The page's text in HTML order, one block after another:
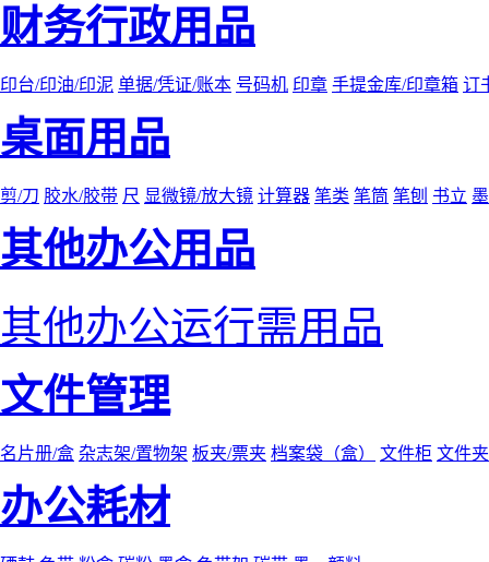
财务行政用品
印台/印油/印泥 单据/凭证/账本 号码机 印章 手提金库/印章箱 订
桌面用品
剪/刀 胶水/胶带 尺 显微镜/放大镜 计算器 笔类 笔筒 笔刨 书立
其他办公用品
其他办公运行需用品
文件管理
名片册/盒 杂志架/置物架 板夹/票夹 档案袋（盒） 文件柜 文件
办公耗材